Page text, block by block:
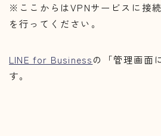
※ここからはVPNサービスに接
を行ってください。
LINE for Businessの「管理画面
す。